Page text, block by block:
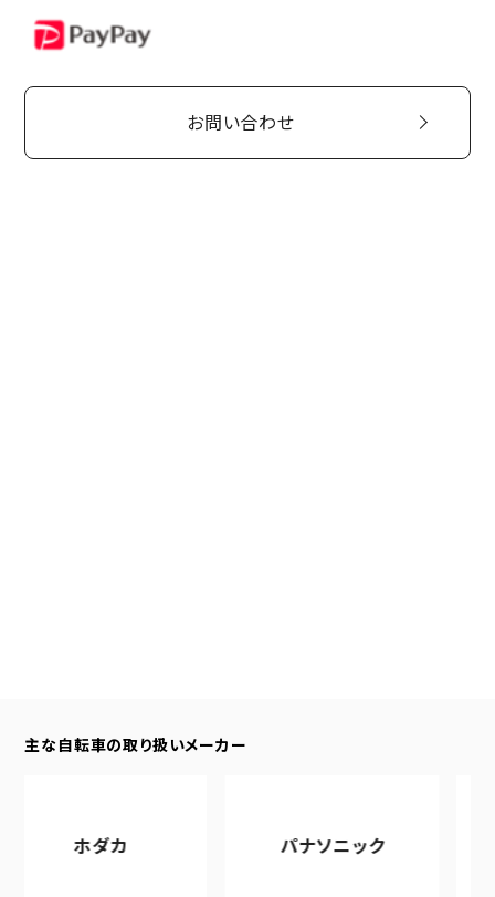
PayPay
お問い合わせ
主な自転車の取り扱いメーカー
パナソニック